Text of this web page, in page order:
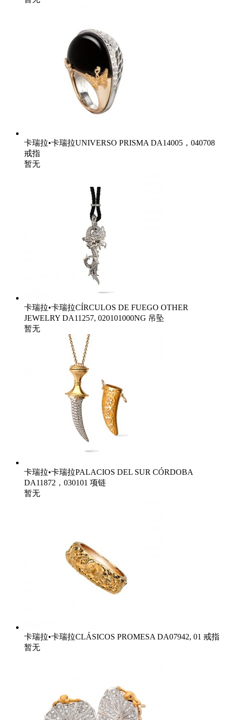
卡瑞拉•卡瑞拉UNIVERSO PRISMA DA14005，040708
戒指
暂无
卡瑞拉•卡瑞拉CÍRCULOS DE FUEGO OTHER
JEWELRY DA11257, 020101000NG 吊坠
暂无
卡瑞拉•卡瑞拉PALACIOS DEL SUR CÓRDOBA
DA11872，030101 项链
暂无
卡瑞拉•卡瑞拉CLÁSICOS PROMESA DA07942, 01 戒指
暂无